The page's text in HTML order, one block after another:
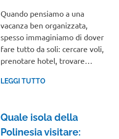
Quando pensiamo a una
vacanza ben organizzata,
spesso immaginiamo di dover
fare tutto da soli: cercare voli,
prenotare hotel, trovare…
LEGGI TUTTO
Quale isola della
Polinesia visitare: